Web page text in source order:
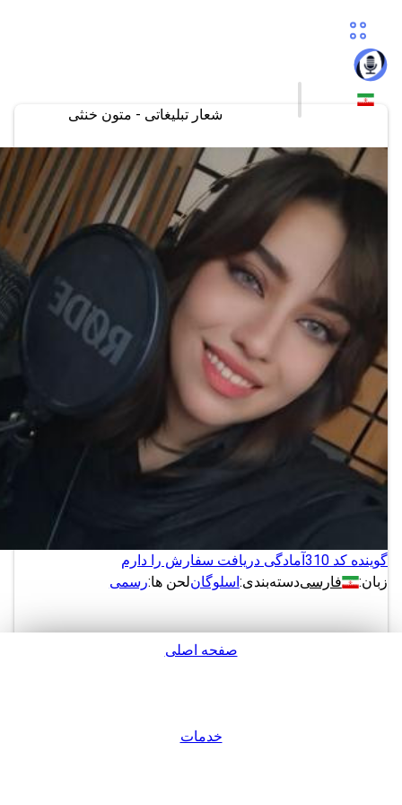
شعار تبلیغاتی - متون خنثی
گوینده کد 310
آمادگی دریافت سفارش را دارم
زبان:
فارسیدسته‌بندی:اسلوگانلحن ها:رسمی
صفحه اصلی
خدمات